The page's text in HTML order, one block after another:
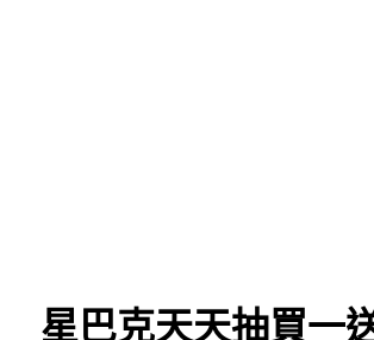
星巴克天天抽買一